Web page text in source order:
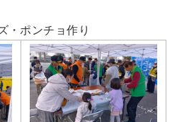
・ポンチョ作り